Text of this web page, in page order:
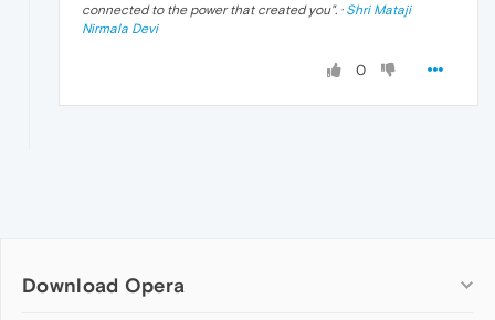
connected to the power that created you". · Shri Mataji
Nirmala Devi
0
Download Opera